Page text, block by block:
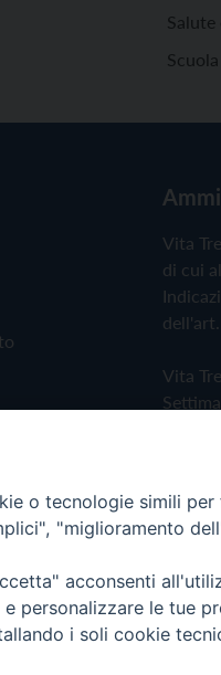
Salute
Vita
di cui
Vita
- Vita Trentina
o tecnologie simili
"miglioramento
acconsenti
personalizzare le tue
i soli cookie